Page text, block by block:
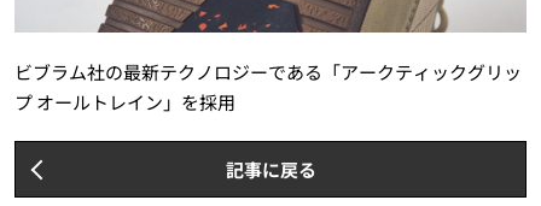
ビブラム社の最新テクノロジーである「アークティックグリッ
プ オールトレイン」を採用
記事に戻る